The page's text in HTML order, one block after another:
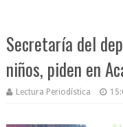
Secretaría del
niños, piden en
Lectura Periodística